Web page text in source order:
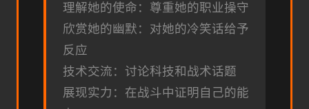
理解她的使命：尊重她的职业操守
欣赏她的幽默：对她的冷笑话给予
反应
技术交流：讨论科技和战术话题
展现实力：在战斗中证明自己的能